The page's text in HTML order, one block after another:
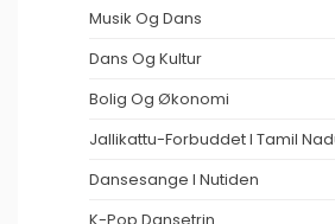
Musik Og Dans
Dans Og Kultur
Bolig Og Økonomi
Jallikattu-Forbuddet I Tamil
Dansesange I Nutiden